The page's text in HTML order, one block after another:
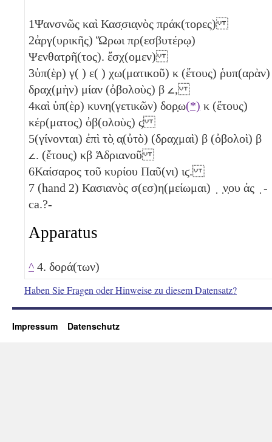
1Ψανσνῶς καὶ Κασ̣σια̣νὸς πράκ(τορες)
2ἀργ(υρικῆς) Ὥρωι πρ(εσβυτέρῳ)
Ψενθατρῆ(τος). ἔσχ(ομεν)
3ὑπ(ὲρ) γ( ) ε( ) χω(ματικοῦ) κ (ἔτους) ῥυπ(αρὰν)
δραχ(μὴν) μίαν (ὀβολοὺς) β 𐅵,
4καὶ ὑπ(ὲρ) κυνη(γετικῶν) δορ̣ω(*) κ (ἔτους)
κέρ(ματος) ὀβ(ολοὺς) ϛ
5(γίνονται) ἐπὶ τὸ̣ α̣(ὐτὸ) (δραχμαὶ) β (ὀβολοὶ) β
𐅵. (ἔτους) κβ Ἁδριανοῦ
6Καίσαρος τοῦ κυρίου Παῦ(νι) ιϛ.
7 (hand 2) Κασιανὸς σ(εσ)η(μείωμαι) ̣ ̣ν̣ου ἀς ̣ -
ca.?-
Apparatus
^ 4. δορά(των)
Haben Sie Fragen oder Hinweise zu diesem Datensatz?
Impressum Datenschutz